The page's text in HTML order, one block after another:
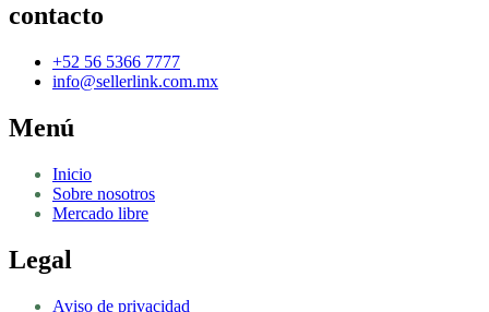
contacto
+52 56 5366 7777
info@sellerlink.com.mx
Menú
Inicio
Sobre nosotros
Mercado libre
Legal
Aviso de privacidad